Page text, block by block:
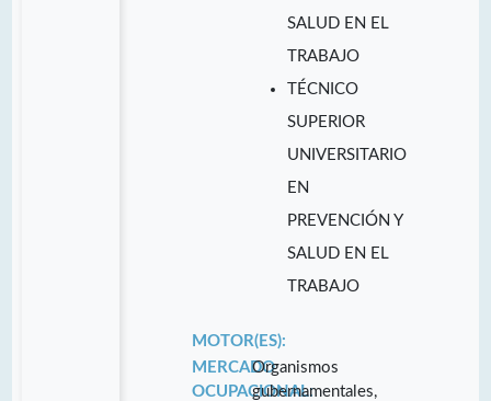
SALUD EN EL
TRABAJO
TÉCNICO
SUPERIOR
UNIVERSITARIO
EN
PREVENCIÓN Y
SALUD EN EL
TRABAJO
MOTOR(ES):
MERCADO
OCUPACIONAL:
Organismos
gubernamentales,